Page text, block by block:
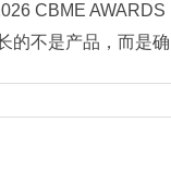
CBME AWARDS
的不是产品，而是确